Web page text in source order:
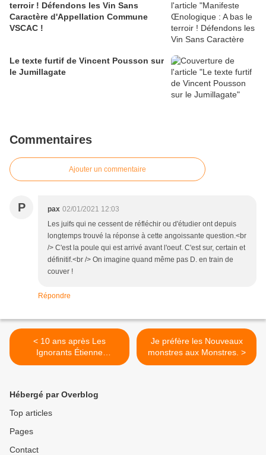
terroir ! Défendons les Vin Sans
Caractère d'Appellation Commune
VSCAC !
Le texte furtif de Vincent Pousson sur
le Jumillagate
Commentaires
Ajouter un commentaire
P pax 02/01/2021 12:03
Les juifs qui ne cessent de réfléchir ou d'étudier ont depuis
longtemps trouvé la réponse à cette angoissante question.<br
/> C'est la poule qui est arrivé avant l'oeuf. C'est sur, certain et
définitif.<br /> On imagine quand même pas D. en train de
couver !
Répondre
< 10 ans après Les
Ignorants Étienne
Davodeau « À mes yeux,
quelque chose de tout à fait
Je préfère les Nouveaux
monstres aux Monstres. >
Hébergé par Overblog
Top articles
Pages
Contact